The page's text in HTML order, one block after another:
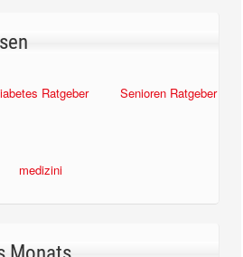
Ratgeber Senioren Ratgeber
medizini